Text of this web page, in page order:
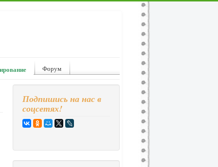
Форум
Подпишись на нас в
соцсетях!